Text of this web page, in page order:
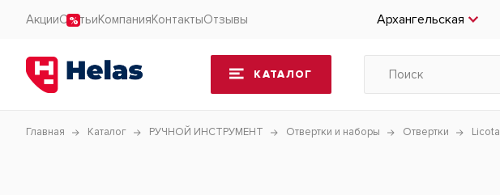
АкцииСтатьиКомпанияКонтактыОтзывы Архангельская
КАТАЛОГ
Главная Каталог РУЧНОЙ ИНСТРУМЕНТ Отвертки и наборы Отвертки Licota